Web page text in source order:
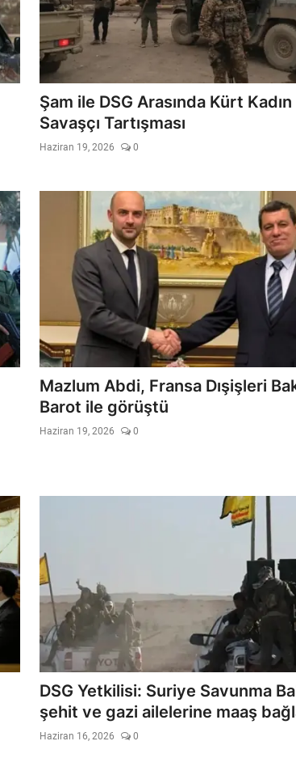
Şam ile DSG Arasında Kürt Kadın
Savaşçı Tartışması
Haziran 19, 2026 0
Mazlum Abdi, Fransa Dışişleri
Barot ile görüştü
Haziran 19, 2026 0
DSG Yetkilisi: Suriye Savunma
şehit ve gazi ailelerine maaş
Haziran 16, 2026 0